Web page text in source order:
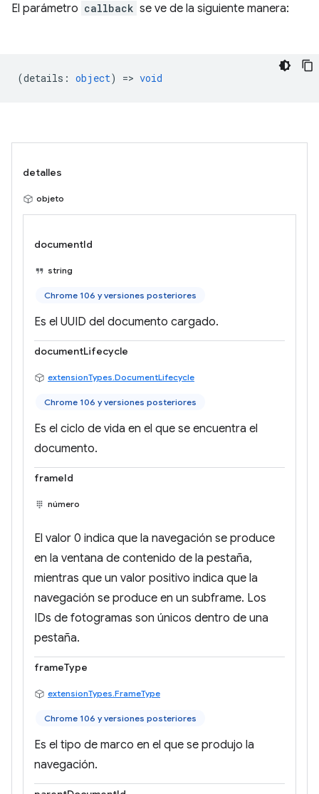
El parámetro callback se ve de la siguiente manera:
(details : object) => void
detalles
objeto
documentId
string
Chrome 106 y versiones posteriores
Es el UUID del documento cargado.
documentLifecycle
extensionTypes.DocumentLifecycle
Chrome 106 y versiones posteriores
Es el ciclo de vida en el que se encuentra el
documento.
frameId
número
El valor 0 indica que la navegación se produce
en la ventana de contenido de la pestaña,
mientras que un valor positivo indica que la
navegación se produce en un subframe. Los
IDs de fotogramas son únicos dentro de una
pestaña.
frameType
extensionTypes.FrameType
Chrome 106 y versiones posteriores
Es el tipo de marco en el que se produjo la
navegación.